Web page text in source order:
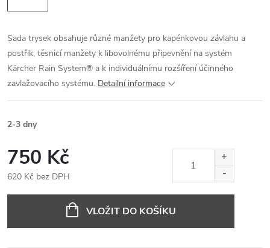
Sada trysek obsahuje různé manžety pro kapénkovou závlahu a
postřik, těsnicí manžety k libovolnému připevnění na systém
Kärcher Rain System® a k individuálnímu rozšíření účinného
zavlažovacího systému. Detailní informace
2-3 dny
750 Kč
620 Kč bez DPH
VLOŽIT DO KOŠÍKU